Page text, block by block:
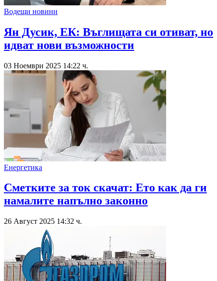
Водещи новини
Ян Дусик, ЕК: Въглищата си отиват, но
идват нови възможности
03 Ноември 2025 14:22 ч.
Енергетика
Сметките за ток скачат: Ето как да ги
намалите напълно законно
26 Август 2025 14:32 ч.